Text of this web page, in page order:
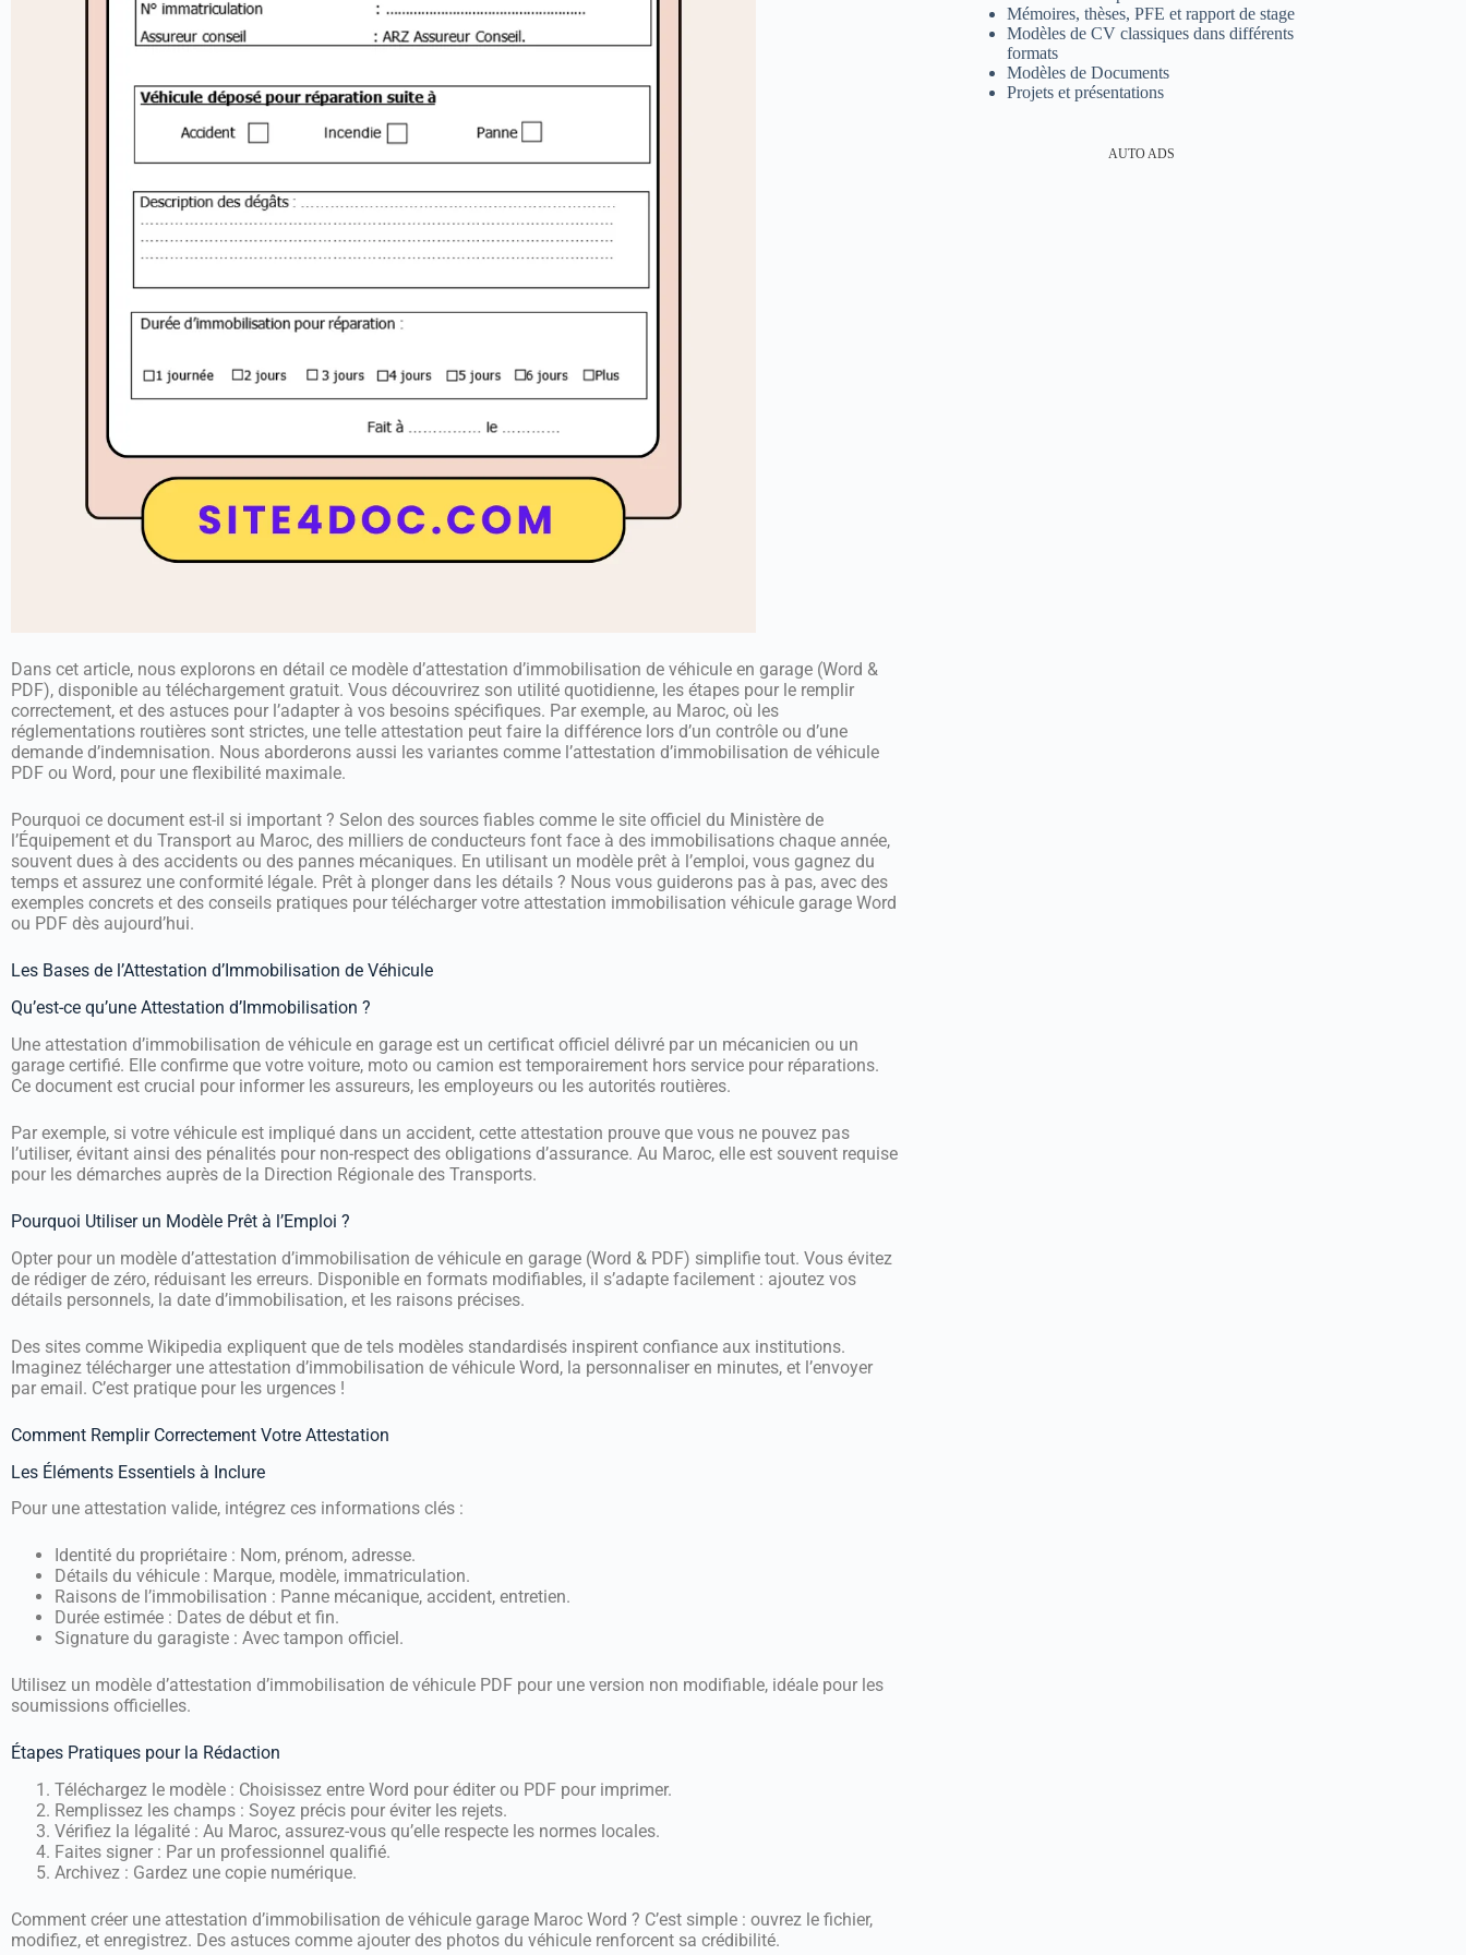
Dans cet article, nous explorons en détail ce modèle d’attestation d’immobilisation de véhicule en garage (Word &
PDF), disponible au téléchargement gratuit. Vous découvrirez son utilité quotidienne, les étapes pour le remplir
correctement, et des astuces pour l’adapter à vos besoins spécifiques. Par exemple, au Maroc, où les
réglementations routières sont strictes, une telle attestation peut faire la différence lors d’un contrôle ou d’une
demande d’indemnisation. Nous aborderons aussi les variantes comme l’attestation d’immobilisation de véhicule
PDF ou Word, pour une flexibilité maximale.
Pourquoi ce document est-il si important ? Selon des sources fiables comme le site officiel du Ministère de
l’Équipement et du Transport au Maroc, des milliers de conducteurs font face à des immobilisations chaque année,
souvent dues à des accidents ou des pannes mécaniques. En utilisant un modèle prêt à l’emploi, vous gagnez du
temps et assurez une conformité légale. Prêt à plonger dans les détails ? Nous vous guiderons pas à pas, avec des
exemples concrets et des conseils pratiques pour télécharger votre attestation immobilisation véhicule garage Word
ou PDF dès aujourd’hui.
Les Bases de l’Attestation d’Immobilisation de Véhicule
Qu’est-ce qu’une Attestation d’Immobilisation ?
Une attestation d’immobilisation de véhicule en garage est un certificat officiel délivré par un mécanicien ou un
garage certifié. Elle confirme que votre voiture, moto ou camion est temporairement hors service pour réparations.
Ce document est crucial pour informer les assureurs, les employeurs ou les autorités routières.
Par exemple, si votre véhicule est impliqué dans un accident, cette attestation prouve que vous ne pouvez pas
l’utiliser, évitant ainsi des pénalités pour non-respect des obligations d’assurance. Au Maroc, elle est souvent requise
pour les démarches auprès de la Direction Régionale des Transports.
Pourquoi Utiliser un Modèle Prêt à l’Emploi ?
Opter pour un modèle d’attestation d’immobilisation de véhicule en garage (Word & PDF) simplifie tout. Vous évitez
de rédiger de zéro, réduisant les erreurs. Disponible en formats modifiables, il s’adapte facilement : ajoutez vos
détails personnels, la date d’immobilisation, et les raisons précises.
Des sites comme Wikipedia expliquent que de tels modèles standardisés inspirent confiance aux institutions.
Imaginez télécharger une attestation d’immobilisation de véhicule Word, la personnaliser en minutes, et l’envoyer
par email. C’est pratique pour les urgences !
Comment Remplir Correctement Votre Attestation
Les Éléments Essentiels à Inclure
Pour une attestation valide, intégrez ces informations clés :
Identité du propriétaire : Nom, prénom, adresse.
Détails du véhicule : Marque, modèle, immatriculation.
Raisons de l’immobilisation : Panne mécanique, accident, entretien.
Durée estimée : Dates de début et fin.
Signature du garagiste : Avec tampon officiel.
Utilisez un modèle d’attestation d’immobilisation de véhicule PDF pour une version non modifiable, idéale pour les
soumissions officielles.
Étapes Pratiques pour la Rédaction
Téléchargez le modèle : Choisissez entre Word pour éditer ou PDF pour imprimer.
Remplissez les champs : Soyez précis pour éviter les rejets.
Vérifiez la légalité : Au Maroc, assurez-vous qu’elle respecte les normes locales.
Faites signer : Par un professionnel qualifié.
Archivez : Gardez une copie numérique.
Comment créer une attestation d’immobilisation de véhicule garage Maroc Word ? C’est simple : ouvrez le fichier,
modifiez, et enregistrez. Des astuces comme ajouter des photos du véhicule renforcent sa crédibilité.
Mémoires, thèses, PFE et rapport de stage
Modèles de CV classiques dans différents
formats
Modèles de Documents
Projets et présentations
AUTO ADS